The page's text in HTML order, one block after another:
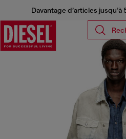
Davantage d’articles